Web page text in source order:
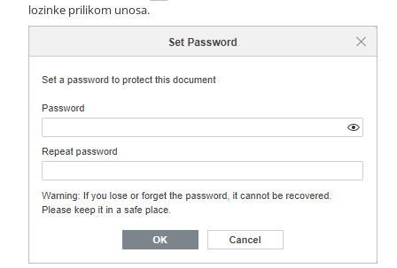
lozinke prilikom unosa.